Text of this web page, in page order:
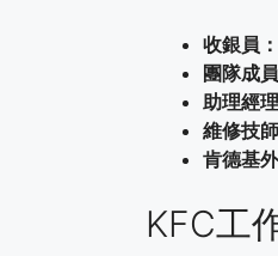
收銀員：
團隊成員
助理經理
維修技師
肯德基
KFC工